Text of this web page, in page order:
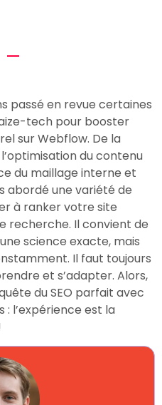
passé en revue certaines
tech pour booster
sur Webflow. De la
du contenu
du maillage interne et
abordé une variété de
à ranker votre site
recherche. Il convient de
science exacte, mais
Il faut toujours
et s’adapter. Alors,
du SEO parfait avec
l’expérience est la